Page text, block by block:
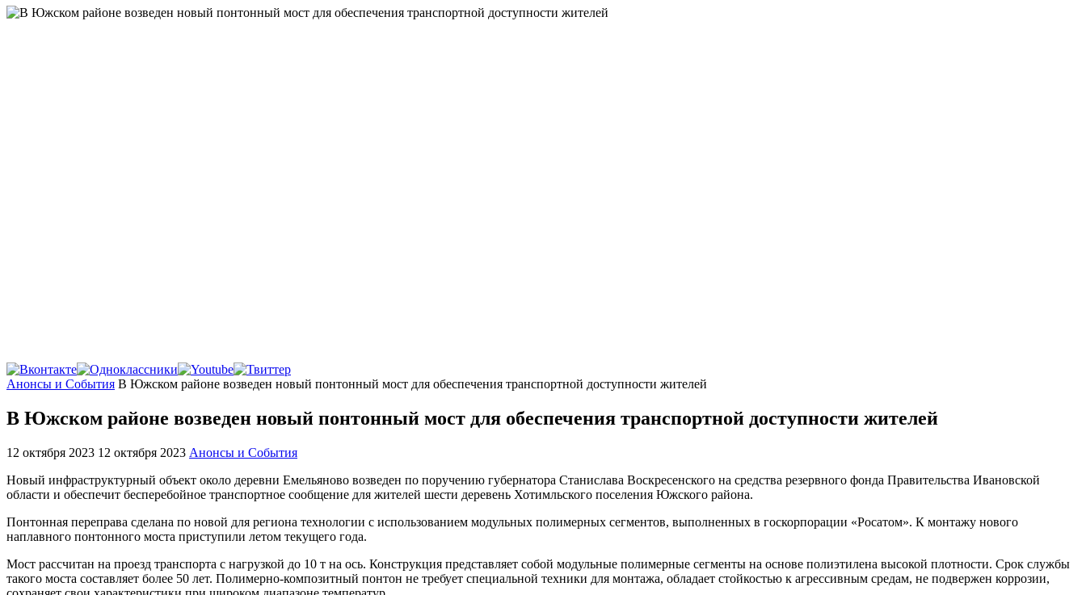
Главная
Анонсы и События В Южском районе возведен новый понтонный мост для обеспечения транспортной доступности жителей
В Южском районе возведен новый понтонный мост для обеспечения транспортной доступности жителей
12 октября 2023 12 октября 2023 Анонсы и События
Новый инфраструктурный объект около деревни Емельяново возведен по поручению губернатора Станислава Воскресенского на средства резервного фонда Правительства Ивановской
области и обеспечит бесперебойное транспортное сообщение для жителей шести деревень Хотимльского поселения Южского района.
Понтонная переправа сделана по новой для региона технологии с использованием модульных полимерных сегментов, выполненных в госкорпорации «Росатом». К монтажу нового
наплавного понтонного моста приступили летом текущего года.
Мост рассчитан на проезд транспорта с нагрузкой до 10 т на ось. Конструкция представляет собой модульные полимерные сегменты на основе полиэтилена высокой плотности. Срок службы
такого моста составляет более 50 лет. Полимерно-композитный понтон не требует специальной техники для монтажа, обладает стойкостью к агрессивным средам, не подвержен коррозии,